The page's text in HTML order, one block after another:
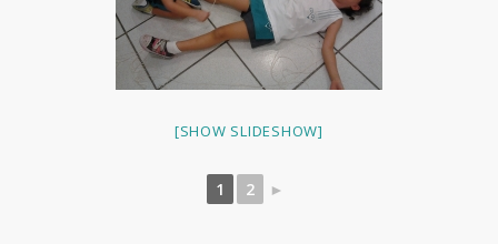
[SHOW SLIDESHOW]
1 2 ►